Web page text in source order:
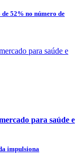
de 52% no número de
para saúde e
impulsiona